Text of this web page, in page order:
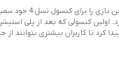
در سال 2018
پیدا کرد تا کاربران بیشتری